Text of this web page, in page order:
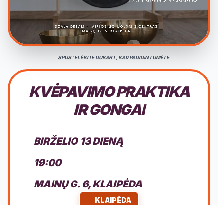
SPUSTELĖKITE DUKART, KAD PADIDINTUMĖTE
KVĖPAVIMO PRAKTIKA
IR GONGAI
BIRŽELIO 13 DIENĄ
19:00
MAINŲ G. 6, KLAIPĖDA
KLAIPĖDA